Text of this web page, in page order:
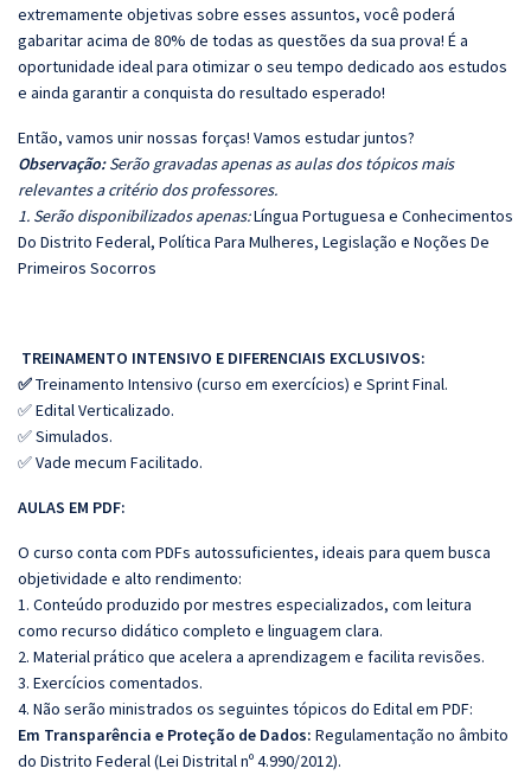
extremamente objetivas sobre esses assuntos, você poderá
gabaritar acima de 80% de todas as questões da sua prova! É a
oportunidade ideal para otimizar o seu tempo dedicado aos estudos
e ainda garantir a conquista do resultado esperado!
Então, vamos unir nossas forças! Vamos estudar juntos?
Observação:Serão gravadas apenas as aulas dos tópicos mais
relevantes a critério dos professores.
1. Serão disponibilizados apenas:Língua Portuguesa e Conhecimentos
Do Distrito Federal, Política Para Mulheres, Legislação e Noções De
Primeiros Socorros
TREINAMENTO INTENSIVO E DIFERENCIAIS EXCLUSIVOS:
✅Treinamento Intensivo (curso em exercícios) e Sprint Final.
✅ Edital Verticalizado.
✅ Simulados.
✅ Vade mecum Facilitado.
AULAS EM PDF:
O curso conta com PDFs autossuficientes, ideais para quem busca
objetividade e alto rendimento:
1. Conteúdo produzido por mestres especializados, com leitura
como recurso didático completo e linguagem clara.
2. Material prático que acelera a aprendizagem e facilita revisões.
3. Exercícios comentados.
4. Não serão ministrados os seguintes tópicos do Edital em PDF:
Em Transparência e Proteção de Dados: Regulamentação no âmbito
do Distrito Federal (Lei Distrital nº 4.990/2012).